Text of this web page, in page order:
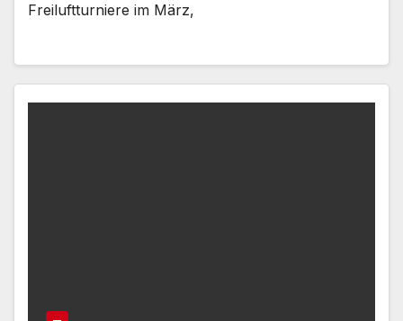
Freiluftturniere im März,